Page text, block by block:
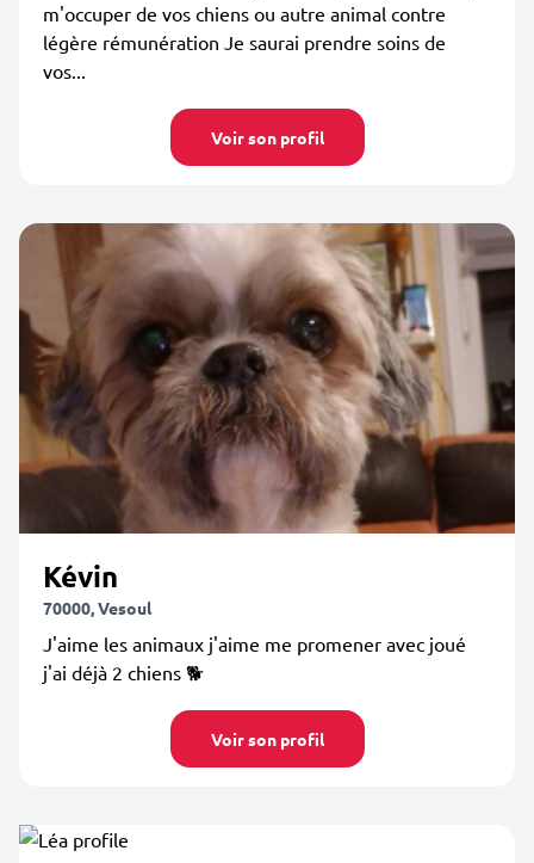
m'occuper de vos chiens ou autre animal contre
légère rémunération Je saurai prendre soins de
vos...
Voir son profil
Kévin
70000, Vesoul
J'aime les animaux j'aime me promener avec joué
j'ai déjà 2 chiens 🐕
Voir son profil